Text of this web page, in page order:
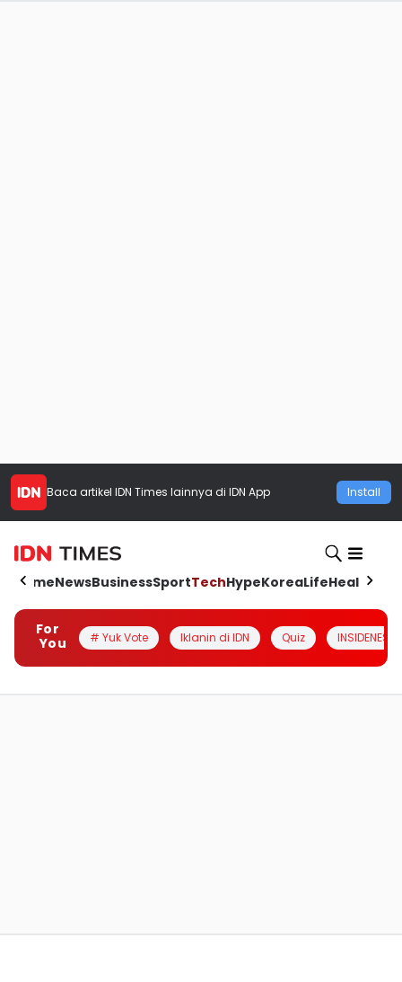
Baca artikel IDN Times lainnya di IDN App Install
HomeNewsBusinessSportTechHypeKoreaLifeHealth
For
You
# Yuk Vote Iklanin di IDN Quiz INSIDENESIA